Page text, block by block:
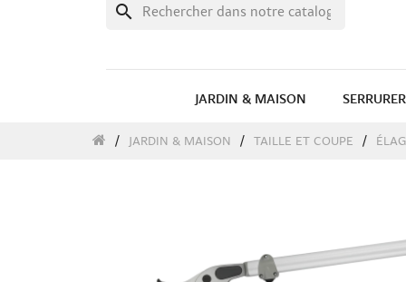
search
JARDIN & MAISON
JARDIN & MAISON TAILLE ET COUPE